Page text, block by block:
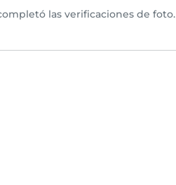
las verificaciones de foto.